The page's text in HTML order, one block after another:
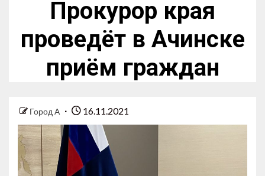
Прокурор края
проведёт в Ачинске
приём граждан
Город А 16.11.2021